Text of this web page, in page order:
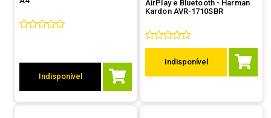
Indisponível
AirPlay e Bluetooth - Harman
Kardon AVR-1710SBR
Indisponível
controle
10º